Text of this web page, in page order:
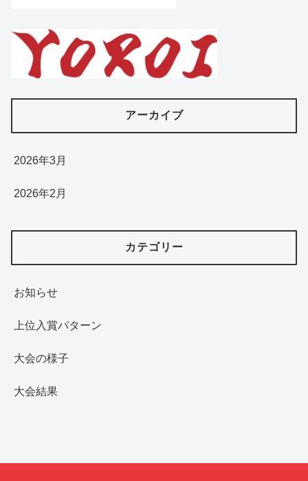
アーカイブ
2026年3月
2026年2月
カテゴリー
お知らせ
上位入賞パターン
大会の様子
大会結果